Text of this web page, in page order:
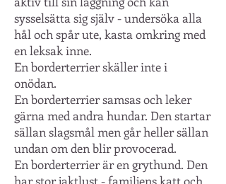
sysselsätta sig själv - undersöka alla
hål och spår ute, kasta omkring med
en leksak inne.
En borderterrier skäller inte i
onödan.
En borderterrier samsas och leker
gärna med andra hundar. Den startar
sällan slagsmål men går heller sällan
undan om den blir provocerad.
En borderterrier är en grythund. Den
har stor jaktlust - familjens katt och